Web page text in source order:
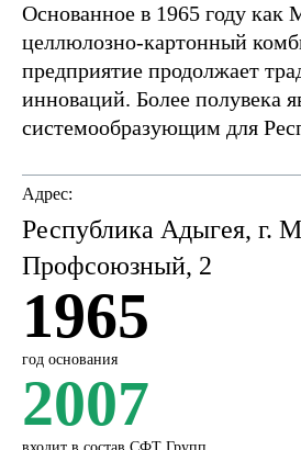
Основанное в 1965 году как
целлюлозно-картонный
предприятие продолжает
инноваций. Более полувека
системообразующим для
Адрес:
Республика Адыгея, г.
Профсоюзный, 2
1965
год основания
2007